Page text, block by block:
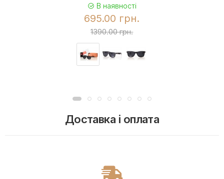
В наявності
695.00 грн.
1390.00 грн.
Доставка і оплата